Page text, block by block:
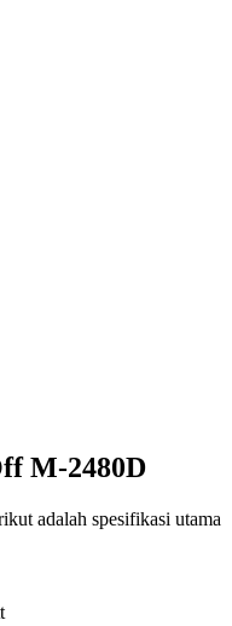
M-2480D
adalah spesifikasi utama